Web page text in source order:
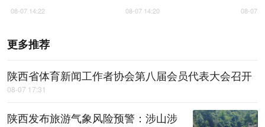
08-07 14:22 08-07 14:20 08-07
更多推荐
陕西省体育新闻工作者协会第八届会员代表大会召开
08-07 17:31
陕西发布旅游气象风险预警：涉山涉